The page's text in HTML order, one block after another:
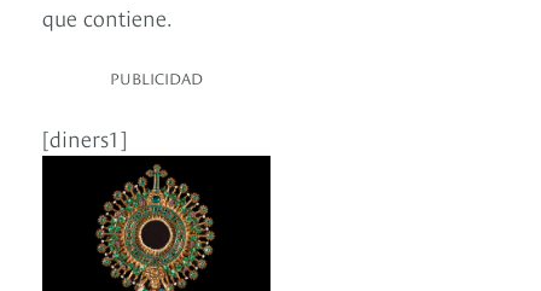
que contiene.
PUBLICIDAD
[diners1]